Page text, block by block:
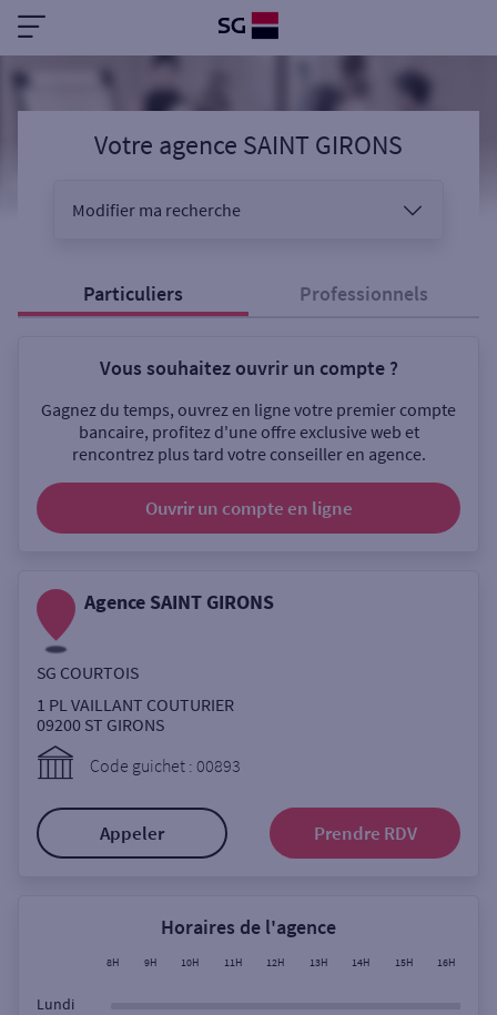
Votre agence SAINT GIRONS
Modifier ma recherche
Sélectionnez votre recherche
Ouverte le samedi
Ouverte le lundi
Ville / Code postal
Rue
Rechercher
Particuliers Professionnels
Vous souhaitez ouvrir un compte ?
Gagnez du temps, ouvrez en ligne votre premier compte
bancaire, profitez d'une offre exclusive web et
rencontrez plus tard votre conseiller en agence.
Ouvrir un compte en ligne
Agence SAINT GIRONS
SG COURTOIS
1 PL VAILLANT COUTURIER
09200 ST GIRONS
Code guichet : 00893
Appeler Prendre RDV
Horaires de l'agence
8H 9H 10H 11H 12H 13H 14H 15H 16H
Lundi